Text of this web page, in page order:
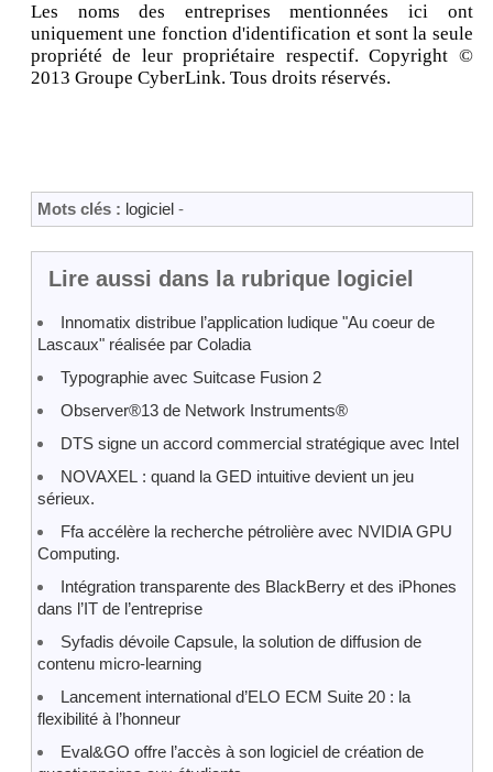
Les noms des entreprises mentionnées ici ont
uniquement une fonction d'identification et sont la seule
propriété de leur propriétaire respectif. Copyright ©
2013 Groupe CyberLink. Tous droits réservés.
Mots clés : logiciel -
Lire aussi dans la rubrique logiciel
Innomatix distribue l’application ludique "Au coeur de
Lascaux" réalisée par Coladia
Typographie avec Suitcase Fusion 2
Observer®13 de Network Instruments®
DTS signe un accord commercial stratégique avec Intel
NOVAXEL : quand la GED intuitive devient un jeu
sérieux.
Ffa accélère la recherche pétrolière avec NVIDIA GPU
Computing.
Intégration transparente des BlackBerry et des iPhones
dans l’IT de l’entreprise
Syfadis dévoile Capsule, la solution de diffusion de
contenu micro-learning
Lancement international d’ELO ECM Suite 20 : la
flexibilité à l’honneur
Eval&GO offre l’accès à son logiciel de création de